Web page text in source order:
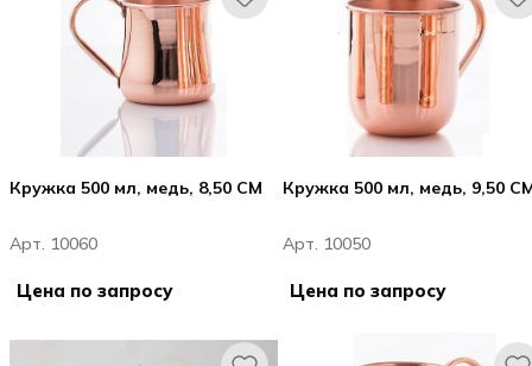
Кружка 500 мл, медь, 8,50 CM
Арт. 10060
Цена по запросу
Кружка 500 мл, медь, 9,50
Арт. 10050
Цена по запросу